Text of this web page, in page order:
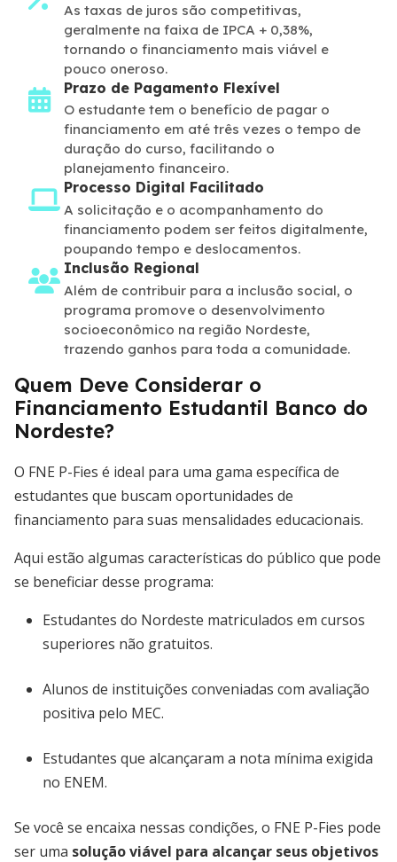
As taxas de juros são competitivas,
geralmente na faixa de IPCA + 0,38%,
tornando o financiamento mais viável e
pouco oneroso.
Prazo de Pagamento Flexível
O estudante tem o benefício de pagar o
financiamento em até três vezes o tempo de
duração do curso, facilitando o
planejamento financeiro.
Processo Digital Facilitado
A solicitação e o acompanhamento do
financiamento podem ser feitos digitalmente,
poupando tempo e deslocamentos.
Inclusão Regional
Além de contribuir para a inclusão social, o
programa promove o desenvolvimento
socioeconômico na região Nordeste,
trazendo ganhos para toda a comunidade.
Quem Deve Considerar o
Financiamento Estudantil Banco do
Nordeste?
O FNE P-Fies é ideal para uma gama específica de
estudantes que buscam oportunidades de
financiamento para suas mensalidades educacionais.
Aqui estão algumas características do público que pode
se beneficiar desse programa:
Estudantes do Nordeste matriculados em cursos
superiores não gratuitos.
Alunos de instituições conveniadas com avaliação
positiva pelo MEC.
Estudantes que alcançaram a nota mínima exigida
no ENEM.
Se você se encaixa nessas condições, o FNE P-Fies pode
ser uma solução viável para alcançar seus objetivos